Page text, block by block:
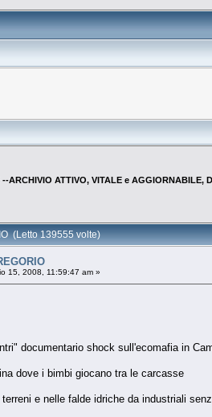
ARCHIVIO ATTIVO, VITALE e AGGIORNABILE,
(Letto 139555 volte)
15, 2008, 11:59:47 am »
documentario shock sull'ecomafia in
dove i bimbi giocano tra le carcasse
e nelle falde idriche da industriali